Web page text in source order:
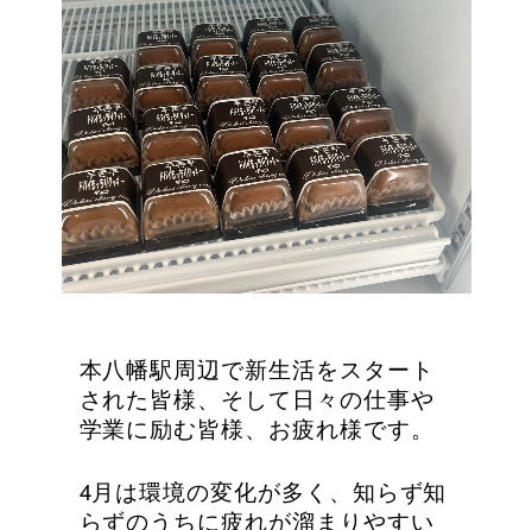
映画 / アニメ / 電子書籍
本八幡駅周辺で新生活をスタート
された皆様、そして日々の仕事や
学業に励む皆様、お疲れ様です。
4月は環境の変化が多く、知らず知
らずのうちに疲れが溜まりやすい